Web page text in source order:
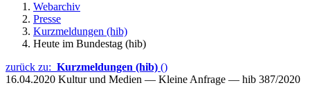
Webarchiv
Presse
Kurzmeldungen (hib)
Heute im Bundestag (hib)
zurück zu: Kurzmeldungen (hib) ()
16.04.2020 Kultur und Medien — Kleine Anfrage — hib 387/2020